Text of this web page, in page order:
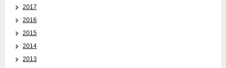
2017
2016
2015
2014
2013